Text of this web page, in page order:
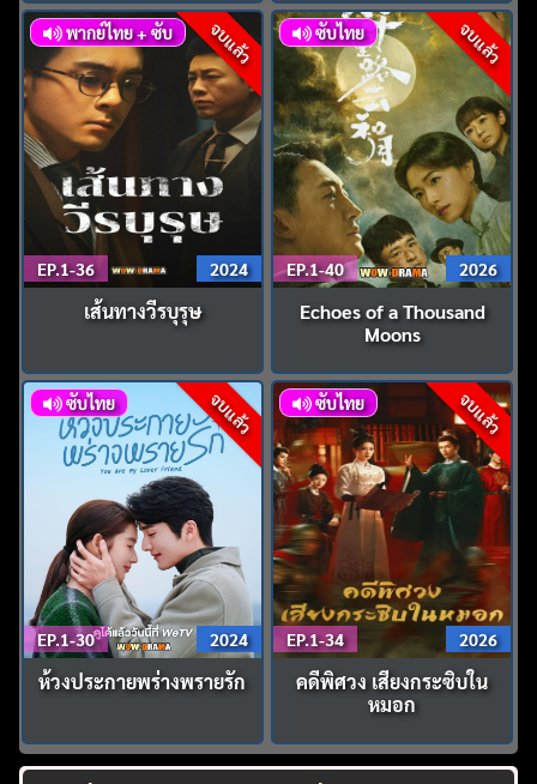
จบแล้ว
พากย์ไทย + ซับ
EP.1-36 2024
เส้นทางวีรบุรุษ
จบแล้ว
ซับไทย
EP.1-40 2026
Echoes of a Thousand
Moons
จบแล้ว
ซับไทย
EP.1-30 2024
ห้วงประกายพร่างพรายรัก
จบแล้ว
ซับไทย
EP.1-34 2026
คดีพิศวง เสียงกระซิบใน
หมอก